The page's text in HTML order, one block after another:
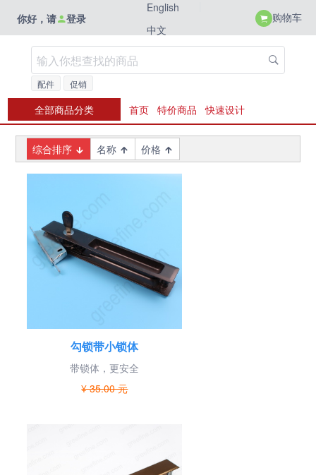
你好，请 登录
English
中文
购物车
配件 促销
全部商品分类 首页 特价商品 快速设计
综合排序 名称 价格
勾锁带小锁体
带锁体，更安全
¥ 35.00 元